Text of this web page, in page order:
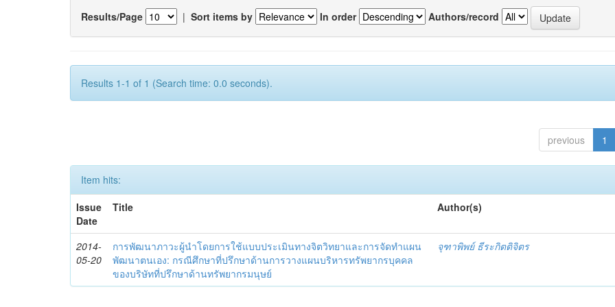
Results/Page | Sort items by In order Authors/record
Results 1-1 of 1 (Search time: 0.0 seconds).
previous 1
Item hits:
Issue
Date
Title Author(s)
2014-
05-20
การพัฒนาภาวะผู้นำโดยการใช้แบบประเมินทางจิตวิทยาและการจัดทำแผน
พัฒนาตนเอง: กรณีศึกษาที่ปรึกษาด้านการวางแผนบริหารทรัพยากรบุคคล
ของบริษัทที่ปรึกษาด้านทรัพยากรมนุษย์
จุฑาพิพย์ ธีระกิตติจิตร